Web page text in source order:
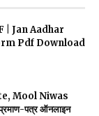
| Jan Aadhar
Pdf Download
Mool Niwas
पत्र ऑनलाइन